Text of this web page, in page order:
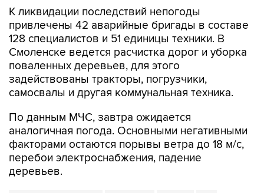
К ликвидации последствий непогоды
привлечены 42 аварийные бригады в составе
128 специалистов и 51 единицы техники. В
Смоленске ведется расчистка дорог и уборка
поваленных деревьев, для этого
задействованы тракторы, погрузчики,
самосвалы и другая коммунальная техника.
По данным МЧС, завтра ожидается
аналогичная погода. Основными негативными
факторами остаются порывы ветра до 18 м/с,
перебои электроснабжения, падение
деревьев.